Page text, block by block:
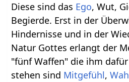
Diese sind das Ego, Wut,
Begierde. Erst in der
Hindernisse und in der
Natur Gottes erlangt der
"fünf Waffen" die ihm
stehen sind Mitgefühl,